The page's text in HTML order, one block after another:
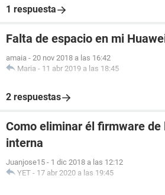
1 respuesta
Falta de espacio en mi
amaia - 20 nov 2018 a las 16:42
Maria - 11 abr 2019 a las 18:45
2 respuestas
Como eliminar él firmware de
interna
Juanjose15 - 1 dic 2018 a las 12:12
YET - 17 abr 2020 a las 19:45